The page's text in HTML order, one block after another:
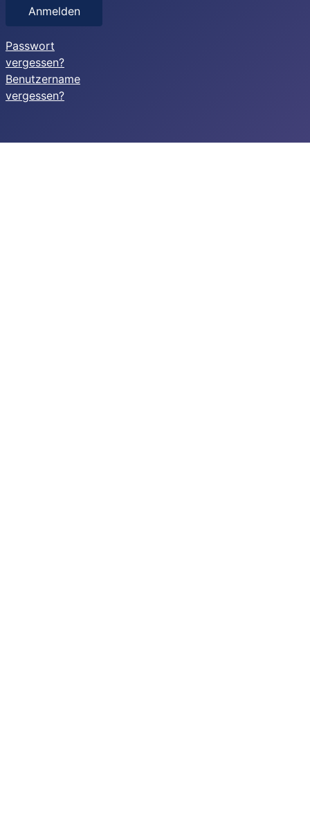
Anmelden
Passwort
vergessen?
Benutzername
vergessen?